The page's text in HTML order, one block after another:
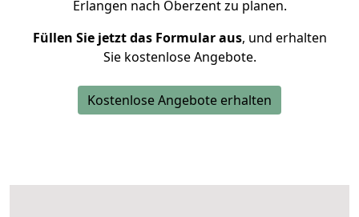
Erlangen nach Oberzent zu planen.
Füllen Sie jetzt das Formular aus, und erhalten
Sie kostenlose Angebote.
Kostenlose Angebote erhalten